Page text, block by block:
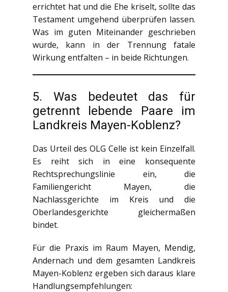
errichtet hat und die Ehe kriselt, sollte das
Testament umgehend überprüfen lassen.
Was im guten Miteinander geschrieben
wurde, kann in der Trennung fatale
Wirkung entfalten – in beide Richtungen.
5. Was bedeutet das für
getrennt lebende Paare im
Landkreis Mayen-Koblenz?
Das Urteil des OLG Celle ist kein Einzelfall.
Es reiht sich in eine konsequente
Rechtsprechungslinie ein, die
Familiengericht Mayen, die
Nachlassgerichte im Kreis und die
Oberlandesgerichte gleichermaßen
bindet.
Für die Praxis im Raum Mayen, Mendig,
Andernach und dem gesamten Landkreis
Mayen-Koblenz ergeben sich daraus klare
Handlungsempfehlungen: